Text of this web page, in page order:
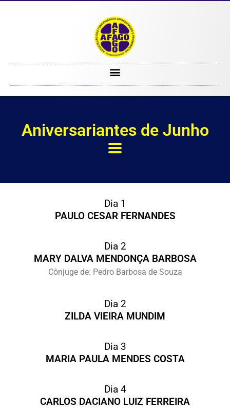
Aniversariantes de Junho
Dia 1
PAULO CESAR FERNANDES
Dia 2
MARY DALVA MENDONÇA BARBOSA
Cônjuge de: Pedro Barbosa de Souza
Dia 2
ZILDA VIEIRA MUNDIM
Dia 3
MARIA PAULA MENDES COSTA
Dia 4
CARLOS DACIANO LUIZ FERREIRA